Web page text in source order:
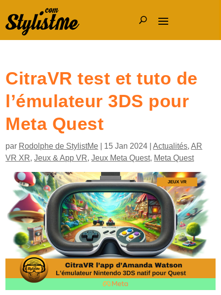
CitraVR test et tuto de
l’émulateur 3DS pour
Meta Quest
par Rodolphe de StylistMe 15 Jan 2024 |Actualités,AR
VR XR,Jeux & App VR,Jeux Meta Quest, Meta Quest